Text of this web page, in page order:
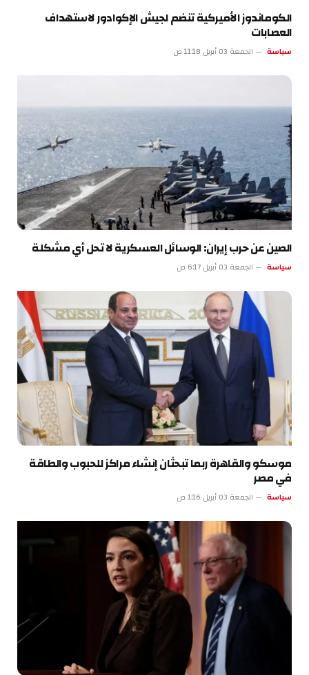
الكوماندوز الأميركية تنضم لجيش الإكوادور لاستهداف
العصابات
سياسة الجمعة 03 أبريل 11:18 ص
الصين عن حرب إيران: الوسائل العسكرية لا تحل أي مشكلة
سياسة الجمعة 03 أبريل 6:17 ص
موسكو والقاهرة ربما تبحثان إنشاء مراكز للحبوب والطاقة
في مصر
سياسة الجمعة 03 أبريل 1:16 ص